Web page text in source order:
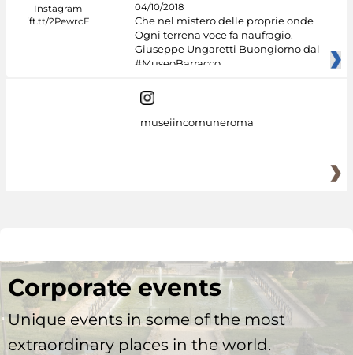
04/10/2018
Che nel mistero delle proprie onde
Ogni terrena voce fa naufragio. -
Giuseppe Ungaretti Buongiorno dal
#MuseoBarracco
museiincomuneroma
Corporate events
Unique events in some of the most
extraordinary places in the world.